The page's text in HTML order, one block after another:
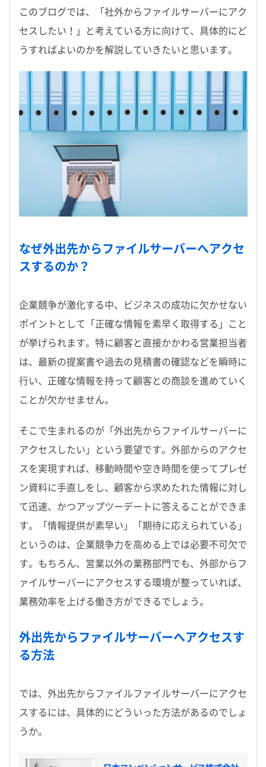
このブログでは、「社外からファイルサーバーにアク
セスしたい！」と考えている方に向けて、具体的にど
うすればよいのかを解説していきたいと思います。
なぜ外出先からファイルサーバーへアクセ
スするのか？
企業競争が激化する中、ビジネスの成功に欠かせない
ポイントとして「正確な情報を素早く取得する」こと
が挙げられます。特に顧客と直接かかわる営業担当者
は、最新の提案書や過去の見積書の確認などを瞬時に
行い、正確な情報を持って顧客との商談を進めていく
ことが欠かせません。
そこで生まれるのが「外出先からファイルサーバーに
アクセスしたい」という要望です。外部からのアクセ
スを実現すれば、移動時間や空き時間を使ってプレゼ
ン資料に手直しをし、顧客から求めたれた情報に対し
て迅速、かつアップツーデートに答えることができま
す。「情報提供が素早い」「期待に応えられている」
というのは、企業競争力を高める上では必要不可欠で
す。もちろん、営業以外の業務部門でも、外部からフ
ァイルサーバーにアクセスする環境が整っていれば、
業務効率を上げる働き方ができるでしょう。
外出先からファイルサーバーへアクセスす
る方法
では、外出先からファイルファイルサーバーにアクセ
スするには、具体的にどういった方法があるのでしょ
うか。